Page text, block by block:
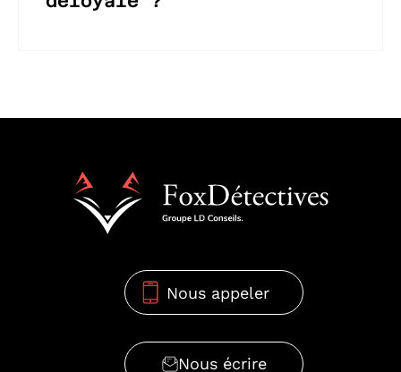
Nous appeler
Nous écrire